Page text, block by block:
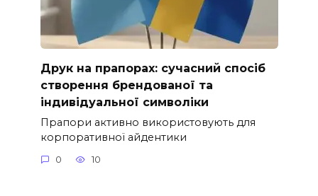
Друк на прапорах: сучасний спосіб
створення брендованої та
індивідуальної символіки
Прапори активно використовують для
корпоративної айдентики
0 10